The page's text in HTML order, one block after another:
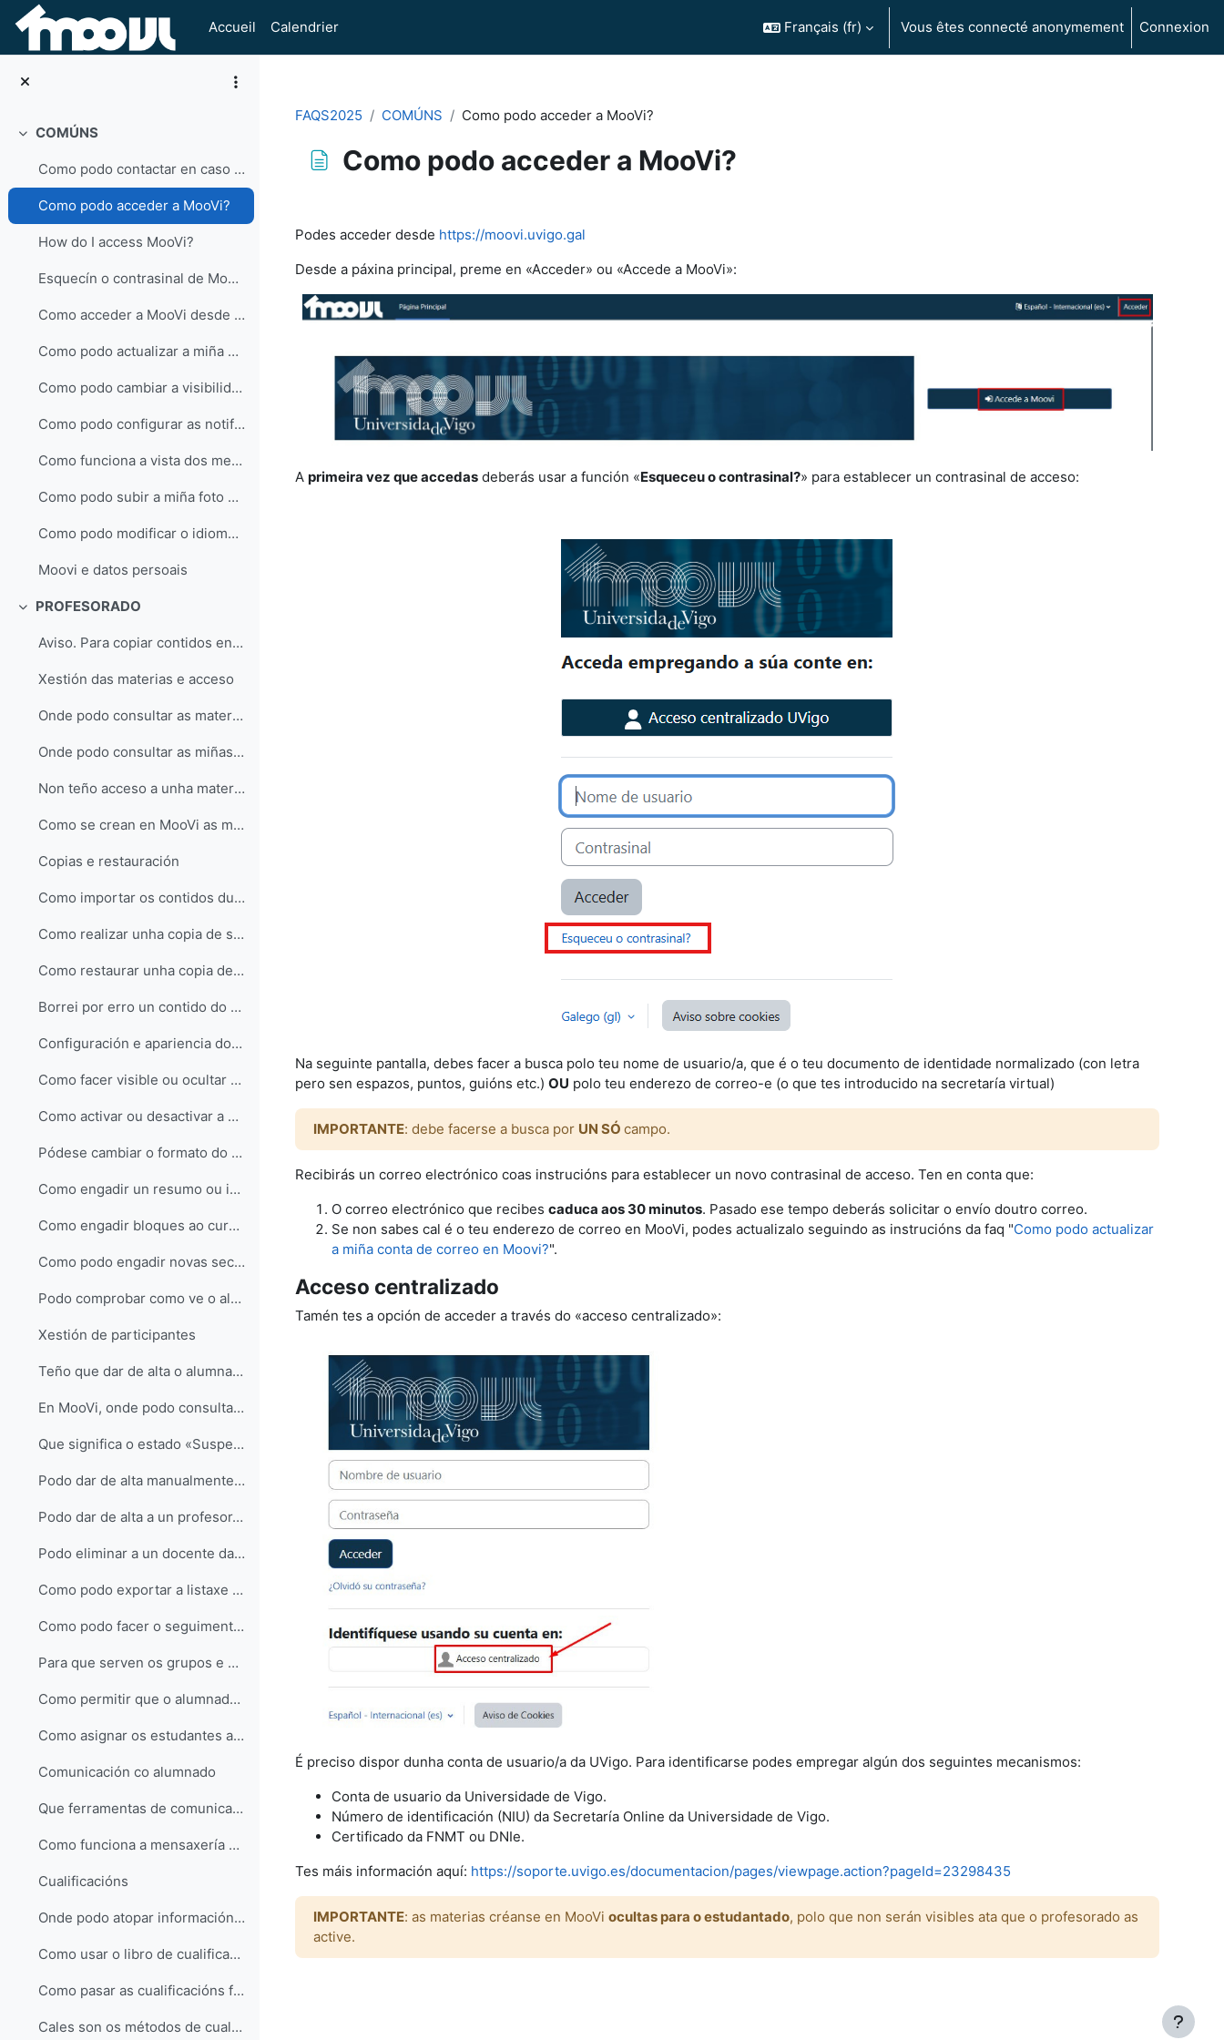
Passer au contenu principal
Accueil
Calendrier Français ‎(fr)‎ Vous êtes connecté anonymement Connexion
Replier
COMÚNS
Como podo contactar en caso de dúbidas ou incidencias?
Como podo acceder a MooVi?
How do I access MooVi?
Esquecín o contrasinal de MooVi, como podo recuperalo?
Como acceder a MooVi desde o móbil?
Como podo actualizar a miña conta de correo en Moovi?
Como podo cambiar a visibilidade do meu correo electrónico?
Como podo configurar as notificacións e mensaxes que recibo en MooVi?
Como funciona a vista dos meus cursos e o taboleiro en MooVi?
Como podo subir a miña foto de perfil en MooVi?
Como podo modificar o idioma da interface de MooVi?
Moovi e datos persoais
Replier
PROFESORADO
Aviso. Para copiar contidos en 2026/27
Xestión das materias e acceso
Onde podo consultar as materias que teño en POD en SIGMA?
Onde podo consultar as miñas materias oficiais de cursos anteriores?
Non teño acceso a unha materia da que son docente
Como se crean en MooVi as materias de 1º de Industriais?
Copias e restauración
Como importar os contidos dunha materia para outra?
Como realizar unha copia de seguridade dun curso?
Como restaurar unha copia de seguridade?
Borrei por erro un contido do meu curso, podo recuperalo?
Configuración e apariencia do curso
Como facer visible ou ocultar a materia ao estudantado
Como activar ou desactivar a edición no curso?
Pódese cambiar o formato do curso e que opcións hai?
Como engadir un resumo ou imaxe á portada do curso?
Como engadir bloques ao curso?
Como podo engadir novas seccións e subseccións ao curso?
Podo comprobar como ve o alumnado a miña materia?
Xestión de participantes
Teño que dar de alta o alumnado na miña materia?
En MooVi, onde podo consultar o estudantado matriculado na miña materia?
Que significa o estado «Suspendido» na listaxe de participantes?
Podo dar de alta manualmente estudantes na miña materia en MooVi?
Podo dar de alta a un profesor/a na miña materia en MooVi?
Podo eliminar a un docente da miña materia?
Como podo exportar a listaxe de participantes do meu curso?
Como podo facer o seguimento da actividade do meu alumnado en MooVi?
Para que serven os grupos e como se crean?
Como permitir que o alumnado escolla o seu grupo?
Como asignar os estudantes a grupos de forma automática?
Comunicación co alumnado
Que ferramentas de comunicación ofrece MooVi?
Como funciona a mensaxería en MooVi?
Cualificacións
Onde podo atopar información sobre as cualificacións en MooVi?
Como usar o libro de cualificacións para calcular notas finais?
Como pasar as cualificacións finais de MooVi a Sigma cun Excel?
Cales son os métodos de cualificación dunha tarefa? (creación de rúbricas)
FAQS2025 COMÚNS Como podo acceder a MooVi?
Como podo acceder a MooVi?
Podes acceder desde https://moovi.uvigo.gal
Desde a páxina principal, preme en «Acceder» ou «Accede a MooVi»:
A primeira vez que accedas deberás usar a función «Esqueceu o contrasinal?» para establecer un contrasinal de acceso:
Na seguinte pantalla, debes facer a busca polo teu nome de usuario/a, que é o teu documento de identidade normalizado (con letra
pero sen espazos, puntos, guións etc.) OU polo teu enderezo de correo-e (o que tes introducido na secretaría virtual)
IMPORTANTE: debe facerse a busca por UN SÓ campo.
Recibirás un correo electrónico coas instrucións para establecer un novo contrasinal de acceso. Ten en conta que:
O correo electrónico que recibes caduca aos 30 minutos. Pasado ese tempo deberás solicitar o envío doutro correo.
Se non sabes cal é o teu enderezo de correo en MooVi, podes actualizalo seguindo as instrucións da faq "Como podo actualizar
a miña conta de correo en Moovi?".
Acceso centralizado
Tamén tes a opción de acceder a través do «acceso centralizado»:
É preciso dispor dunha conta de usuario/a da UVigo. Para identificarse podes empregar algún dos seguintes mecanismos:
Conta de usuario da Universidade de Vigo.
Número de identificación (NIU) da Secretaría Online da Universidade de Vigo.
Certificado da FNMT ou DNIe.
Tes máis información aquí: https://soporte.uvigo.es/documentacion/pages/viewpage.action?pageId=23298435
IMPORTANTE: as materias créanse en MooVi ocultas para o estudantado, polo que non serán visibles ata que o profesorado as
active.